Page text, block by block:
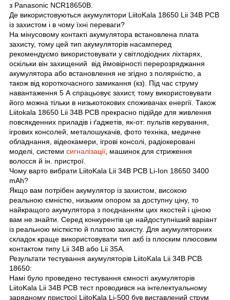
з Panasonic NCR18650B.
Де використовуються акумулятори LiitoKala 18650 Lii 34B PCB
із захистом і в чому їхні переваги?
На мінусовому контакті акумулятора встановлена плата
захисту, тому цей тип акумуляторів насамперед
рекомендуємо використовувати у світлодіодних ліхтарях,
оскільки він захищений від ймовірності перерозряджання
акумулятора або встановлення не згідно з полярністю, а
також від короткочасного замикання (кз). Під час струму
навантаження 5 А спрацьовує захист, тому використовувати
його можна тільки в низькотокових споживачах енергії. Також
Liitokala 18650 Lii 34B PCB прекрасно підійде для живлення
повсякденних приладів і ґаджетів, як-от: пультів керування,
ігрових консолей, металошукачів, фото техніка, медичне
обладнання, відеокамери, ігрові консолі, радіокеровані
моделі, системи сигналізації , машинок для стриження
волосся й ін. пристрої.
Чому варто вибрати LiitoKala Lii 34B PCB Li-Ion 18650 3400
mAh?
Якщо вам потрібен акумулятор із захистом, високою
реальною ємністю, низьким опором за доступну ціну, то
найкращого акумулятора з поєднанням цих якостей і ціною
вам не знайти. Серед конкурентів це найдоступніший варіант
із реальною місткістю й платою захисту. Для акумуляторних
складок краще використовувати тип акб із плоским плюсовим
контактом типу Lii 34B або Lii 35A.
Результати тестування акумуляторів LiitoKala Lii 34B PCB
18650:
Намі було проведено тестування ємності акумуляторів
LiitoKala Lii 34B PCB тест проводився на інтелектуальному
зарядному пристрої LiitoKala Li-500 був виставлений струм